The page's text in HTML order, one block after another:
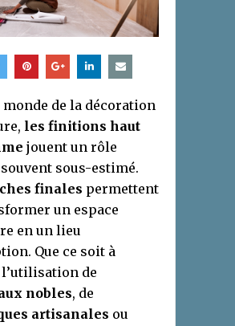
monde de la décoration
les finitions haut
jouent un rôle
sous-estimé.
finales permettent
un espace
en un lieu
Que ce soit à
de
nobles, de
artisanales ou